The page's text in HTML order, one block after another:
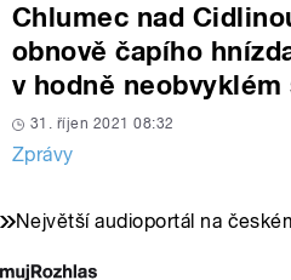
Chlumec nad
obnově čapího
v hodně
31. říjen 2021 08:32
Zprávy
Největší audioportál na